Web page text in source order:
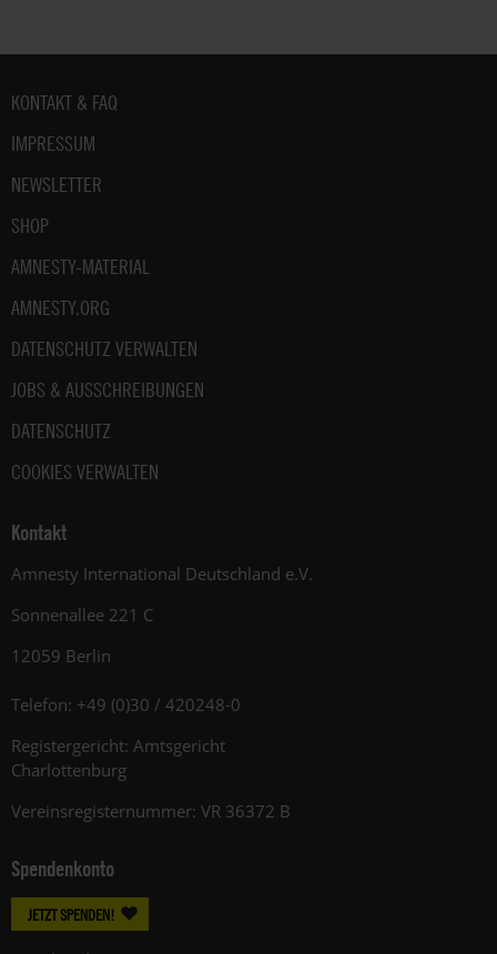
Fußbereich
KONTAKT & FAQ
IMPRESSUM
NEWSLETTER
SHOP
AMNESTY-MATERIAL
AMNESTY.ORG
DATENSCHUTZ VERWALTEN
JOBS & AUSSCHREIBUNGEN
DATENSCHUTZ
COOKIES VERWALTEN
Kontakt
Amnesty International Deutschland e.V.
Sonnenallee 221 C
12059 Berlin
Telefon: +49 (0)30 / 420248-0
Registergericht: Amtsgericht
Charlottenburg
Vereinsregisternummer: VR 36372 B
Spendenkonto
JETZT SPENDEN!